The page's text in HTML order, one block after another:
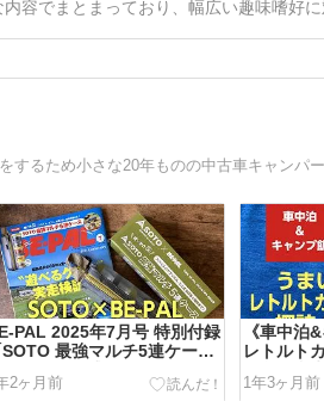
容でまとまっており、幅広い趣味嗜好
PAL 2025年7月号 特別付録
SOTO 最強マルチ5連ケー
2ヶ月前
《車中泊
レトルト
ー」
1年3ヶ月前